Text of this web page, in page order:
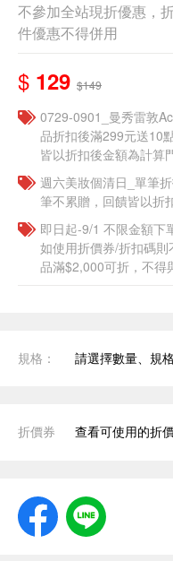
不參加全站現折優惠，
件優惠不得併用
$ 129 $149
0729-0901_曼秀雷敦
品折扣後滿299元送10
皆以折扣後金額為計算
週六美妝個清日_單筆
筆不累贈，回饋皆以折
即日起-9/1 不限金額下
如使用折價券/折扣碼
品滿$2,000可折，不得
規格： 請選擇數量、規
折價券 查看可使用的折